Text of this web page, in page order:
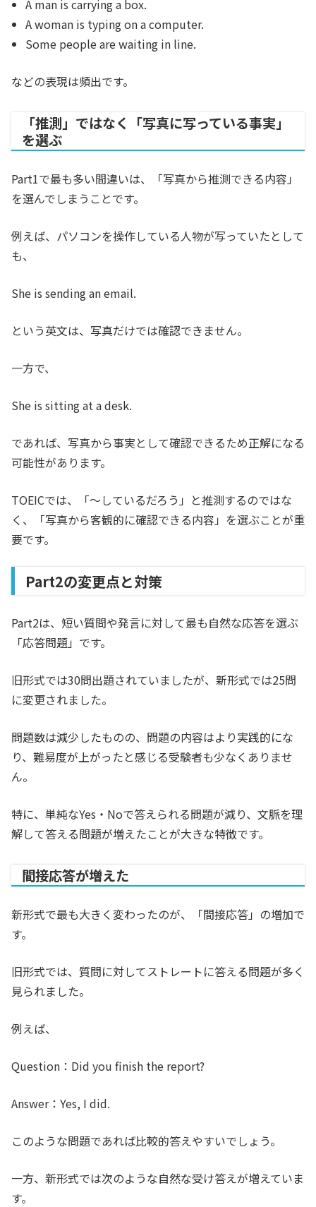
A man is carrying a box.
A woman is typing on a computer.
Some people are waiting in line.
などの表現は頻出です。
「推測」ではなく「写真に写っている事実」
を選ぶ
Part1で最も多い間違いは、「写真から推測できる内容」
を選んでしまうことです。
例えば、パソコンを操作している人物が写っていたとして
も、
She is sending an email.
という英文は、写真だけでは確認できません。
一方で、
She is sitting at a desk.
であれば、写真から事実として確認できるため正解になる
可能性があります。
TOEICでは、「〜しているだろう」と推測するのではな
く、「写真から客観的に確認できる内容」を選ぶことが重
要です。
Part2の変更点と対策
Part2は、短い質問や発言に対して最も自然な応答を選ぶ
「応答問題」です。
旧形式では30問出題されていましたが、新形式では25問
に変更されました。
問題数は減少したものの、問題の内容はより実践的にな
り、難易度が上がったと感じる受験者も少なくありませ
ん。
特に、単純なYes・Noで答えられる問題が減り、文脈を理
解して答える問題が増えたことが大きな特徴です。
間接応答が増えた
新形式で最も大きく変わったのが、「間接応答」の増加で
す。
旧形式では、質問に対してストレートに答える問題が多く
見られました。
例えば、
Question： Did you finish the report?
Answer： Yes, I did.
このような問題であれば比較的答えやすいでしょう。
一方、新形式では次のような自然な受け答えが増えていま
す。